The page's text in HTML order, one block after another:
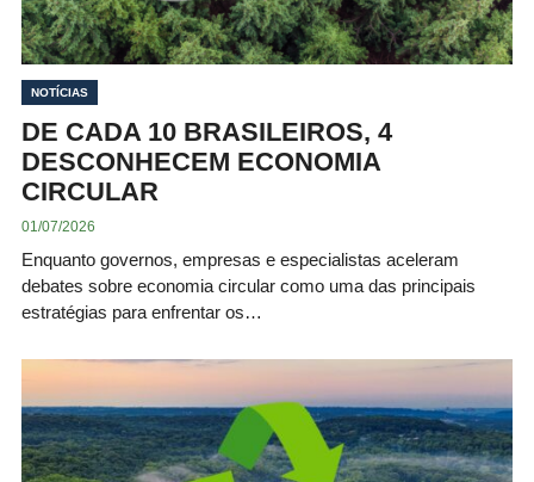
NOTÍCIAS
DE CADA 10 BRASILEIROS, 4
DESCONHECEM ECONOMIA
CIRCULAR
01/07/2026
Enquanto governos, empresas e especialistas aceleram
debates sobre economia circular como uma das principais
estratégias para enfrentar os…